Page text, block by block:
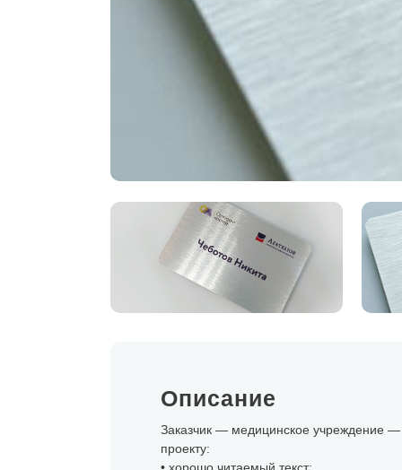
Описание
Заказчик — медицинское учреждение —
проекту: